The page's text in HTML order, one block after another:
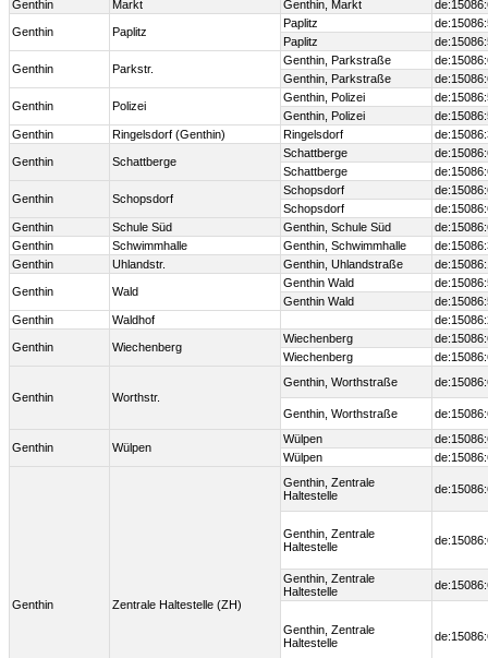
Genthin Markt Genthin, Markt
Genthin Paplitz
Paplitz
Paplitz
Genthin Parkstr.
Genthin, Parkstraße
Genthin, Parkstraße
Genthin Polizei
Genthin, Polizei
Genthin, Polizei
Genthin
Ringelsdorf (Genthin) Ringelsdorf
Genthin Schattberge
Schattberge
Schattberge
Genthin Schopsdorf
Schopsdorf
Schopsdorf
Genthin
Schule Süd Genthin, Schule Süd
Genthin
Schwimmhalle Genthin, Schwimmhalle
Genthin
Uhlandstr. Genthin, Uhlandstraße
Genthin Wald
Genthin Wald
Genthin Wald
Genthin
Waldhof
Genthin Wiechenberg
Wiechenberg
Wiechenberg
Genthin Worthstr.
Genthin, Worthstraße
Genthin, Worthstraße
Genthin Wülpen
Wülpen
Wülpen
Genthin Zentrale Haltestelle (ZH)
Genthin, Zentrale
Haltestelle
Genthin, Zentrale
Haltestelle
Genthin, Zentrale
Haltestelle
Genthin, Zentrale
Haltestelle